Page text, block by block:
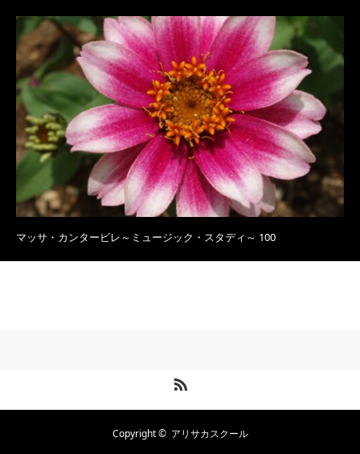
マッサ・カンタービレ～ミュージック・スタディ～ 100
Copyright © アリサカスクール